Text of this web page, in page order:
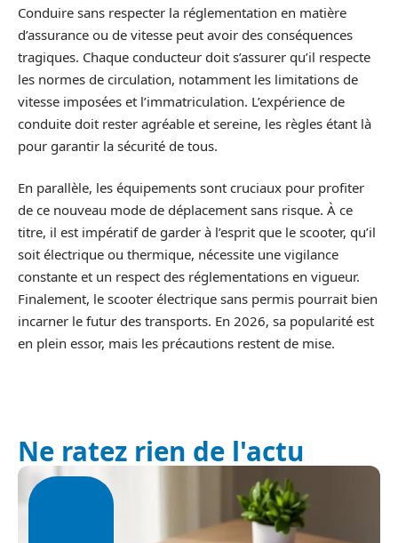
Conduire sans respecter la réglementation en matière
d’assurance ou de vitesse peut avoir des conséquences
tragiques. Chaque conducteur doit s’assurer qu’il respecte
les normes de circulation, notamment les limitations de
vitesse imposées et l’immatriculation. L’expérience de
conduite doit rester agréable et sereine, les règles étant là
pour garantir la sécurité de tous.
En parallèle, les équipements sont cruciaux pour profiter
de ce nouveau mode de déplacement sans risque. À ce
titre, il est impératif de garder à l’esprit que le scooter, qu’il
soit électrique ou thermique, nécessite une vigilance
constante et un respect des réglementations en vigueur.
Finalement, le scooter électrique sans permis pourrait bien
incarner le futur des transports. En 2026, sa popularité est
en plein essor, mais les précautions restent de mise.
Ne ratez rien de l'actu